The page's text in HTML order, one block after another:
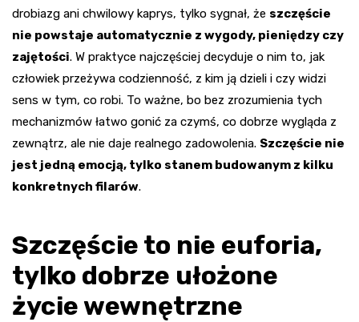
drobiazg ani chwilowy kaprys, tylko sygnał, że szczęście
nie powstaje automatycznie z wygody, pieniędzy czy
zajętości. W praktyce najczęściej decyduje o nim to, jak
człowiek przeżywa codzienność, z kim ją dzieli i czy widzi
sens w tym, co robi. To ważne, bo bez zrozumienia tych
mechanizmów łatwo gonić za czymś, co dobrze wygląda z
zewnątrz, ale nie daje realnego zadowolenia. Szczęście nie
jest jedną emocją, tylko stanem budowanym z kilku
konkretnych filarów.
Szczęście to nie euforia,
tylko dobrze ułożone
życie wewnętrzne